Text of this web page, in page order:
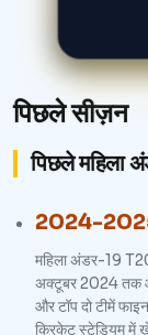
पिछले सीज़न
पिछले महिला
2024-
महिला अंडर-19
अक्टूबर 2024 तक
और टॉप दो टीमें
क्रिकेट स्टेडियम में